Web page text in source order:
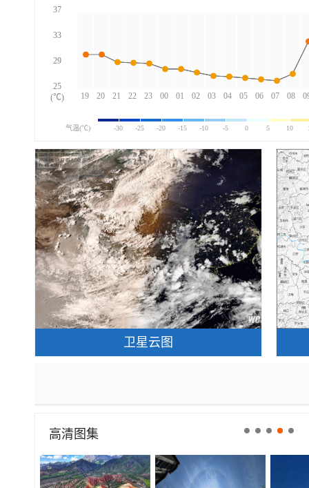
19 20 21 22 23 00 01 02 03 04 05 06 07 08
37
33
29
25
(℃)
气温(℃) -30 -25 -20 -15 -10 -5 0 5 10
卫星云图
高清图集